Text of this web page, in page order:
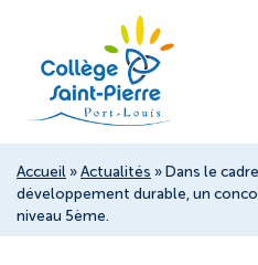
Accueil » Actualités » Dans le
développement durable, un
niveau 5ème.